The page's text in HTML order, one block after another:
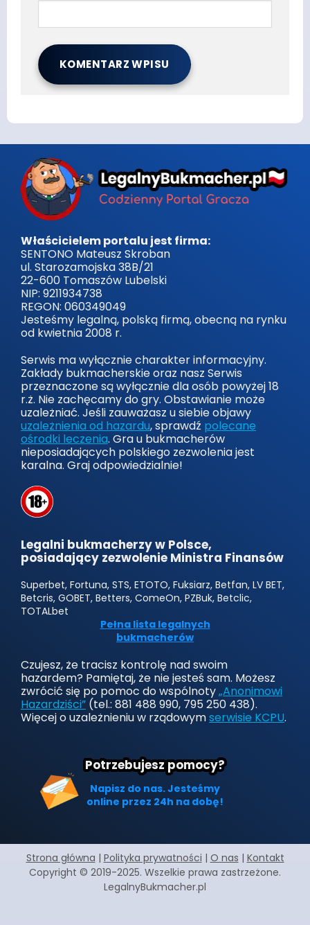
Właścicielem portalu jest firma:
SENTONO Mateusz Skroban
ul. Starozamojska 38B/21
22-600 Tomaszów Lubelski
NIP: 9211934738
REGON: 060349049
Jesteśmy legalną, polską firmą, obecną na rynku
od kwietnia 2008 r.
Serwis ma wyłącznie charakter informacyjny.
Zakłady bukmacherskie oraz nasz Serwis
przeznaczone są wyłącznie dla osób powyżej 18
r.ż. Nie zachęcamy do gry. Obstawianie może
uzależniać. Jeśli zauważasz u siebie objawy
uzależnienia od hazardu, sprawdź polecane
ośrodki leczenia. Gra u bukmacherów
nieposiadających polskiego zezwolenia jest
karalna. Graj odpowiedzialnie!
Legalni bukmacherzy w Polsce,
posiadający zezwolenie Ministra Finansów
Superbet, Fortuna, STS, ETOTO, Fuksiarz, Betfan, LV BET,
Betcris, GOBET, Betters, ComeOn, PZBuk, Betclic,
TOTALbet
Pełna lista legalnych
bukmacherów
Czujesz, że tracisz kontrolę nad swoim
hazardem? Pamiętaj, że nie jesteś sam. Możesz
zwrócić się po pomoc do wspólnoty„Anonimowi
Hazardziści” (tel.: 881 488 990, 795 250 438).
Więcej o uzależnieniu w rządowymserwisie KCPU.
Potrzebujesz pomocy?
Napisz do nas. Jesteśmy
online przez 24h na dobę!
Strona główna | Polityka prywatności | O nas | Kontakt
Copyright © 2019-2025. Wszelkie prawa zastrzeżone.
LegalnyBukmacher.pl